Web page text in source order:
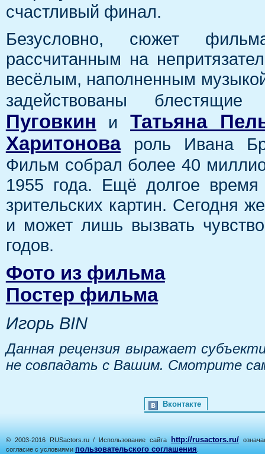
счастливый финал.
Безусловно, сюжет
рассчитанным на
весёлым, наполненным
задействованы
Пуговкин иТатьяна
Харитоновароль Ивана
Фильм собрал более 40
1955 года. Ещё долгое
зрительских картин. Сегодня
и может лишь вызвать
годов.
Фото из фильма
Постер фильма
Игорь BIN
Данная рецензия выражает
не совпадать с Вашим. Смотрите
Вконтакте
© 2003-2016 RUSactors.ru / Использование сайта http://rusactors.ru/
согласие с условиями пользовательского соглашения